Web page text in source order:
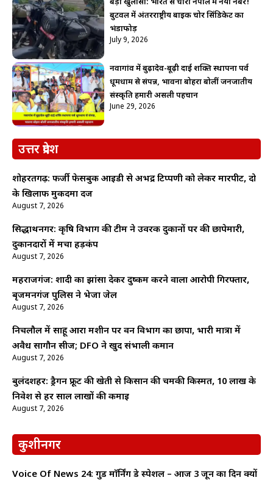
बड़ा खुलासा: भारत से चोरी नेपाल में नया नंबर!
बुटवल में अंतरराष्ट्रीय बाइक चोर सिंडिकेट का
भंडाफोड़
July 9, 2026
नवागांव में बुढ़ादेव-बूढ़ी दाई शक्ति स्थापना पर्व
धूमधाम से संपन्न, भावना बोहरा बोलीं जनजातीय
संस्कृति हमारी असली पहचान
June 29, 2026
उत्तर प्रदेश
शोहरतगढ़: फर्जी फेसबुक आईडी से अभद्र टिप्पणी को लेकर मारपीट, दो
के खिलाफ मुकदमा दर्ज
August 7, 2026
सिद्धार्थनगर: कृषि विभाग की टीम ने उर्वरक दुकानों पर की छापेमारी,
दुकानदारों में मचा हड़कंप
August 7, 2026
महराजगंज: शादी का झांसा देकर दुष्कर्म करने वाला आरोपी गिरफ्तार,
बृजमनगंज पुलिस ने भेजा जेल
August 7, 2026
निचलौल में साहू आरा मशीन पर वन विभाग का छापा, भारी मात्रा में
अवैध सागौन सीज; DFO ने खुद संभाली कमान
August 7, 2026
बुलंदशहर: ड्रैगन फ्रूट की खेती से किसान की चमकी किस्मत, 10 लाख के
निवेश से हर साल लाखों की कमाई
August 7, 2026
कुशीनगर
Voice Of News 24: गुड माॅर्निंग डे स्पेशल – आज 3 जून का दिन क्यों